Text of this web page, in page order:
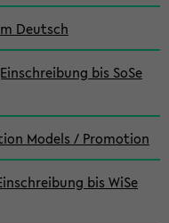
Deutsch
bis SoSe
Models / Promotion
bis WiSe